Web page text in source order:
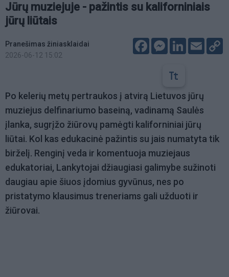
Jūrų muziejuje - pažintis su kaliforniniais
jūrų liūtais
Pranešimas žiniasklaidai
2026-06-12 15:02
FacebookMessenger
LinkedIn
Email
Po kelerių metų pertraukos į atvirą Lietuvos jūrų
muziejus delfinariumo baseiną, vadinamą Saulės
įlanka, sugrįžo žiūrovų pamėgti kaliforniniai jūrų
liūtai. Kol kas edukacinė pažintis su jais numatyta tik
birželį. Renginį veda ir komentuoja muziejaus
edukatoriai, Lankytojai džiaugiasi galimybe sužinoti
daugiau apie šiuos įdomius gyvūnus, nes po
pristatymo klausimus treneriams gali užduoti ir
žiūrovai.